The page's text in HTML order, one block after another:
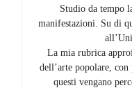
Studio da tempo
manifestazioni. Su di
La mia rubrica
dell’arte popolare, con
questi vengano